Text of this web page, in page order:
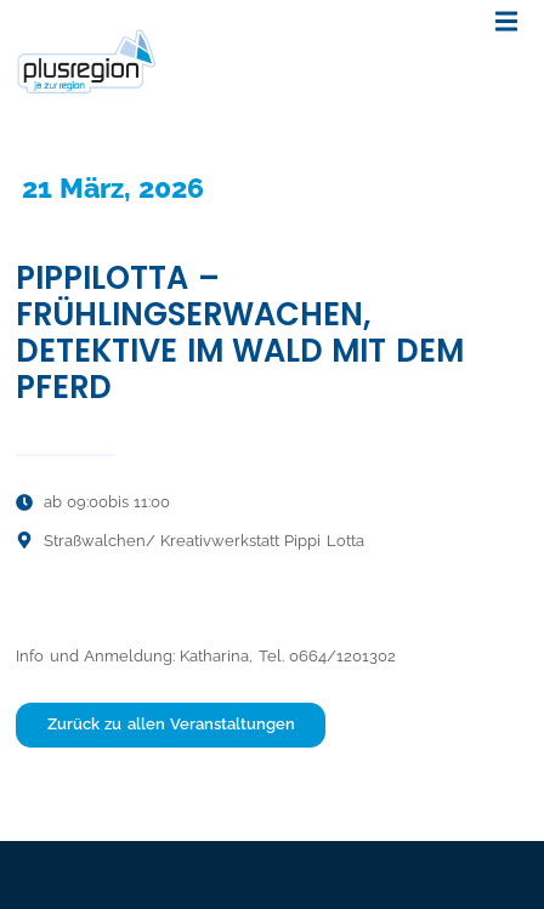
21 März, 2026
PIPPILOTTA –
FRÜHLINGSERWACHEN,
DETEKTIVE IM WALD MIT DEM
PFERD
ab 09:00bis 11:00
Straßwalchen/ Kreativwerkstatt Pippi Lotta
Info und Anmeldung: Katharina, Tel. 0664/1201302
Zurück zu allen Veranstaltungen